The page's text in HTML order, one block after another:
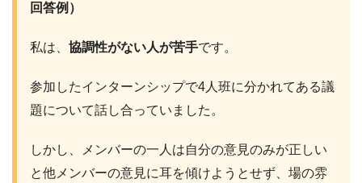
回答例）
私は、 協調性がない人が苦手です。
参加したインターンシップで4人班に分かれてある議
題について話し合っていました。
しかし、メンバーの一人は自分の意見のみが正しい
と他メンバーの意見に耳を傾けようとせず、場の雰